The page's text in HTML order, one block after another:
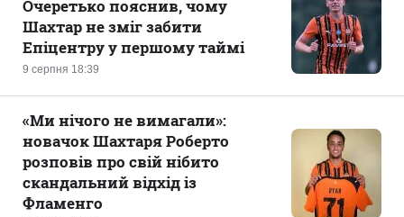
9 серпня 18:39
Очеретько пояснив, чому
Шахтар не зміг забити
Епіцентру у першому таймі
«Ми нічого не вимагали»:
новачок Шахтаря Роберто
розповів про свій нібито
скандальний відхід із
Фламенго